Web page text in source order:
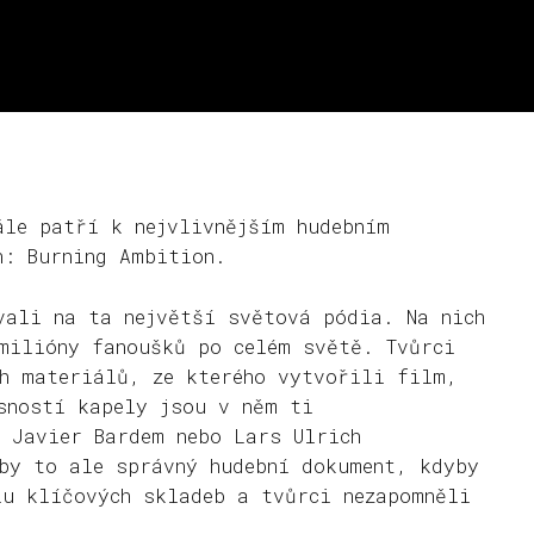
patří k nejvlivnějším hudebním
Burning Ambition.
na ta největší světová pódia. Na nich
fanoušků po celém světě. Tvůrci
materiálů, ze kterého vytvořili film,
kapely jsou v něm ti
Bardem nebo Lars Ulrich
to ale správný hudební dokument, kdyby
klíčových skladeb a tvůrci nezapomněli